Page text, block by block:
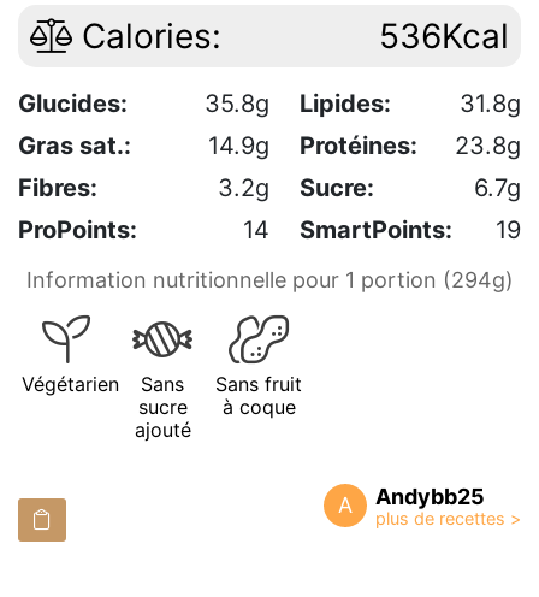
Calories: 536Kcal
Glucides: 35.8g Lipides:
31.8g
Gras sat.:
14.9g Protéines:
23.8g
Fibres:
3.2g Sucre:
6.7g
ProPoints:
14 SmartPoints: 19
Information nutritionnelle pour 1 portion (294g)
Végétarien
Sans
sucre
ajouté
Sans fruit
à coque
A Andybb25